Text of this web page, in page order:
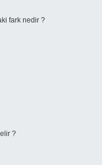
fark nedir ?
?